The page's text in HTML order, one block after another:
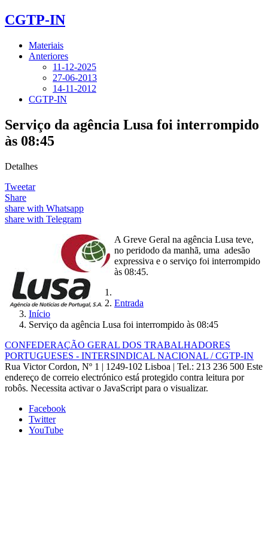
CGTP-IN
Materiais
Anteriores
11-12-2025
27-06-2013
14-11-2012
CGTP-IN
Serviço da agência Lusa foi interrompido
às 08:45
Detalhes
Tweetar
Share
share with Whatsapp
share with Telegram
A Greve Geral na agência Lusa teve,
no peridodo da manhã, uma adesão
expressiva e o serviço foi interrompido
às 08:45.
Entrada
Início
Serviço da agência Lusa foi interrompido às 08:45
CONFEDERAÇÃO GERAL DOS TRABALHADORES
PORTUGUESES - INTERSINDICAL NACIONAL / CGTP-IN
Rua Victor Cordon, Nº 1 | 1249-102 Lisboa | Tel.: 213 236 500 Este
endereço de correio electrónico está protegido contra leitura por
robôs. Necessita activar o JavaScript para o visualizar.
Facebook
Twitter
YouTube